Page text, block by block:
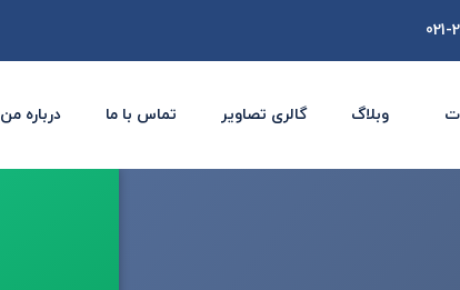
021-
وبلاگ گالری تصاویر تماس با ما درباره من